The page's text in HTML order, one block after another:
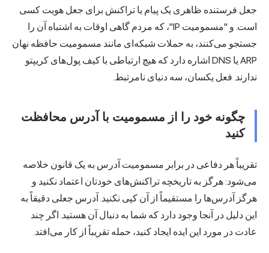
جعل فرستنده ظاهری یک پیام یا تراکنش برای جعل هویت کسی
است. و "مسمومیت IP"، که مردم گاهی اوقات به اشتباه آن را
جستجو می‌کنند، به حملات شبکه‌ای مانند مسمومیت حافظه نهان
ARP یا DNS اشاره دارد که هیچ ارتباطی با
کیف پول‌های کریپتو
ندارند. فعل یکسان، سه دنیای نامرتبط.
چگونه خود را از مسمومیت با آدرس محافظت
کنید
تقریباً هر دفاعی در برابر مسمومیت آدرس به یک قانون خلاصه
می‌شود: هرگز به تاریخچه تراکنش‌های خودتان اعتماد نکنید و
هرگز آدرس‌ها را مستقیماً از آن کپی نکنید. آدرس جعلی دقیقاً به
این دلیل در آنجا وجود دارد که شما به دنبال آن هستید. اگر چند
عادت در مورد این ایده ایجاد کنید، حمله تقریباً از کار می‌افتد.